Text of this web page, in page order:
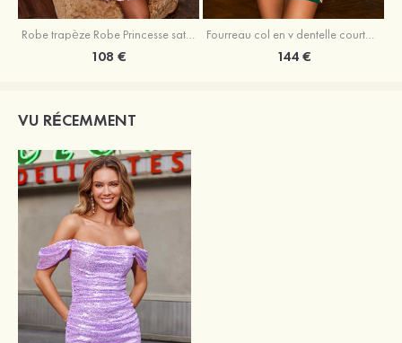
Robe trapèze Robe Princesse satin sans manches courte/mini robe de fête de la rentrée
108 €
Fourreau col en v dentelle courte/mini robe de fête de la rentré avec perles
144 €
VU RÉCEMMENT